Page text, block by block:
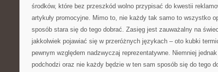
środków, które bez przeszkód wolno przypisać do kwestii
artykuły promocyjne. Mimo to, nie każdy tak samo to wszystko
sposób stara się do tego dobrać. Zasięg jest zauważalny na
jakkolwiek pojawiać się w przeróżnych językach – oto kubki
pewnym względem nadzwyczaj reprezentatywne. Niemniej
podchodzi oraz nie każdy będzie w ten sam sposób się do tego